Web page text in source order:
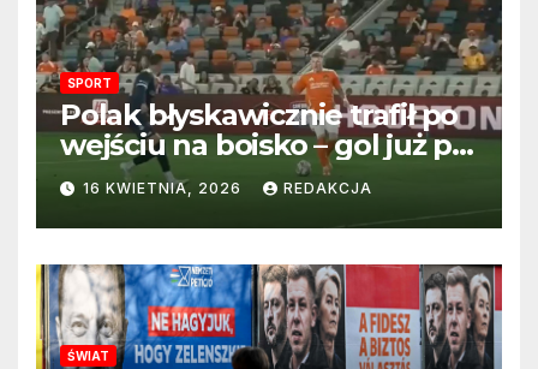
SPORT
Polak błyskawicznie trafił po
wejściu na boisko – gol już po
22 sekundach!
16 KWIETNIA, 2026 REDAKCJA
ŚWIAT